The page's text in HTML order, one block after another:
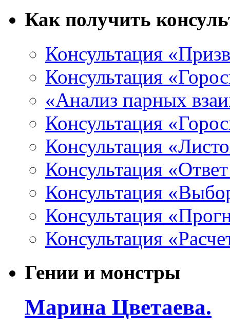
Как получить
Консультация
Консультация
«Анализ парных
Консультация
Консультация
Консультация
Консультация
Консультация
Консультация
Гении и монстры
Марина Цветаева.